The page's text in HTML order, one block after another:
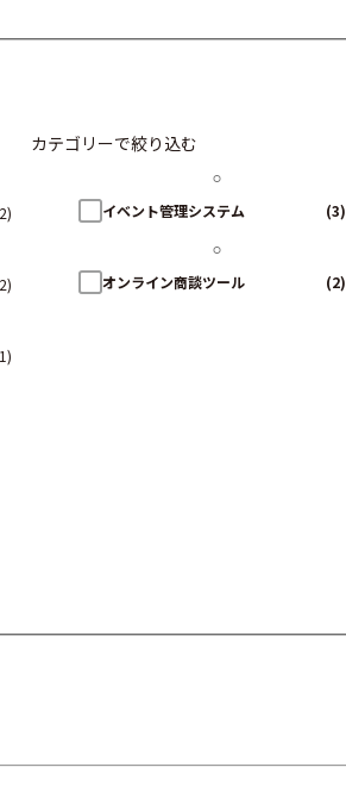
カテゴリーで絞り込む
イベント管理システム (3)
オンライン商談ツール (2)